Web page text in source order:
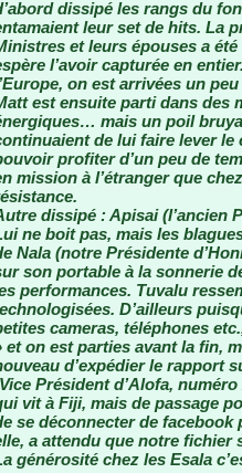
dissipé les rangs du
leur set de hits. La
et leurs épouses a
l’avoir capturée en
on est arrivées un
est ensuite parti dans des
mais un poil
de lui faire lever le
profiter d’un peu de
mission à l’étranger que
dissipé : Apisai (l’ancien
ne boit pas, mais les
Nala (notre Présidente
son portable à la sonnerie
performances. Tuvalu
D’ailleurs
cameras, téléphones
et on est parties avant la fin,
d’expédier le rapport
Président d’Alofa,
vit à Fiji, mais de passage
se déconnecter de facebook
a attendu que notre fichier
générosité chez les Esala